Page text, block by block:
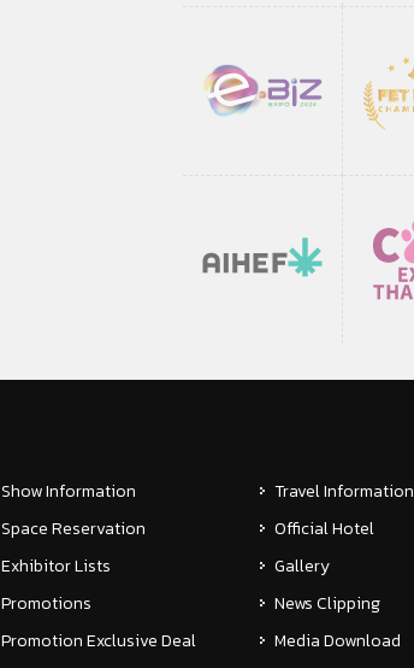
Show Information
Space Reservation
Exhibitor Lists
Promotions
Promotion Exclusive Deal
Travel Information
Official Hotel
Gallery
News Clipping
Media Download